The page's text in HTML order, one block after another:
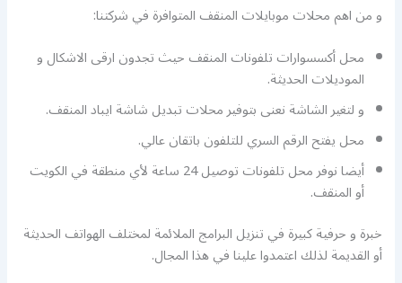
و من اهم محلات موبايلات المنقف المتوافرة في شركتنا:
محل أكسسوارات تلفونات المنقف حيث تجدون ارقى الاشكال و
الموديلات الحديثة.
و لتغير الشاشة نعنى بتوفير محلات تبديل شاشة ايباد المنقف.
محل يفتح الرقم السري للتلفون باتقان عالي.
أيضا نوفر محل تلفونات توصيل 24 ساعة لأي منطقة في الكويت
أو المنقف.
خبرة و حرفية كبيرة في تنزيل البرامج الملائمة لمختلف الهواتف الحديثة
أو القديمة لذلك اعتمدوا علينا في هذا المجال.